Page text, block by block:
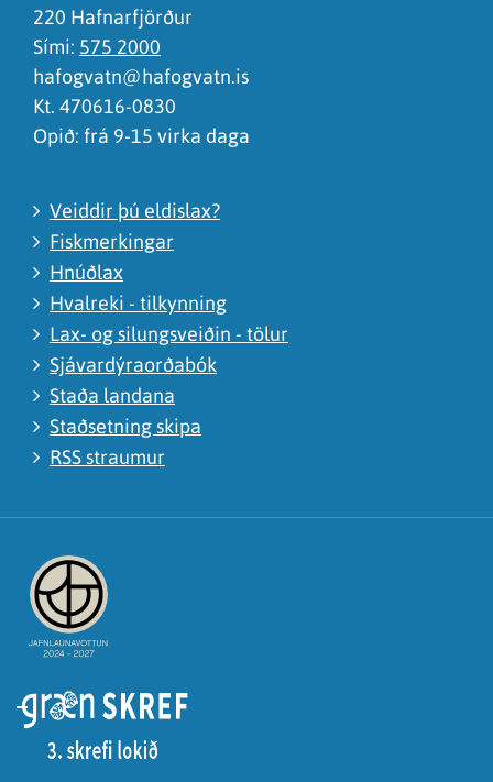
220 Hafnarfjörður
Sími: 575 2000
hafogvatn@hafogvatn.is
Kt. 470616-0830
Opið: frá 9-15 virka daga
Veiddir þú eldislax?
Fiskmerkingar
Hnúðlax
Hvalreki - tilkynning
Lax- og silungsveiðin - tölur
Sjávardýraorðabók
Staða landana
Staðsetning skipa
RSS straumur